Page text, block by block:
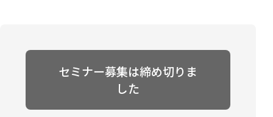
セミナー募集は締め切りま
した